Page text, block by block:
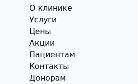
О клинике
Услуги
Цены
Акции
Пациентам
Контакты
Донорам